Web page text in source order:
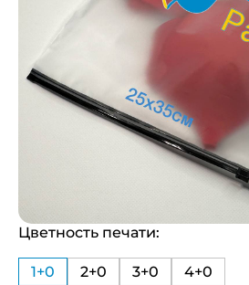
Цветность печати:
1+0 2+0 3+0 4+0